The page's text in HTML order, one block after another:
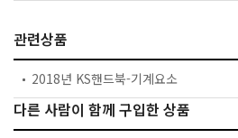
관련상품
2018년 KS핸드북-기계요소
다른 사람이 함께 구입한 상품